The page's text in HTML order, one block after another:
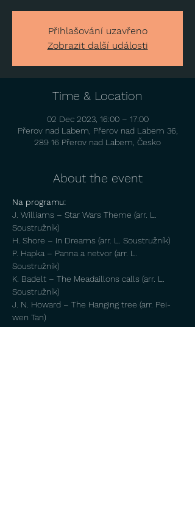
Přihlašování uzavřeno
Zobrazit další události
Time & Location
02 Dec 2023, 16:00 – 17:00
Přerov nad Labem, Přerov nad Labem 36,
289 16 Přerov nad Labem, Česko
About the event
Na programu:
J. Williams – Star Wars Theme (arr. L.
Soustružník)
H. Shore – In Dreams (arr. L. Soustružník)
P. Hapka – Panna a netvor (arr. L.
Soustružník)
K. Badelt – The Meadaillons calls (arr. L.
Soustružník)
J. N. Howard – The Hanging tree (arr. Pei-
wen Tan)